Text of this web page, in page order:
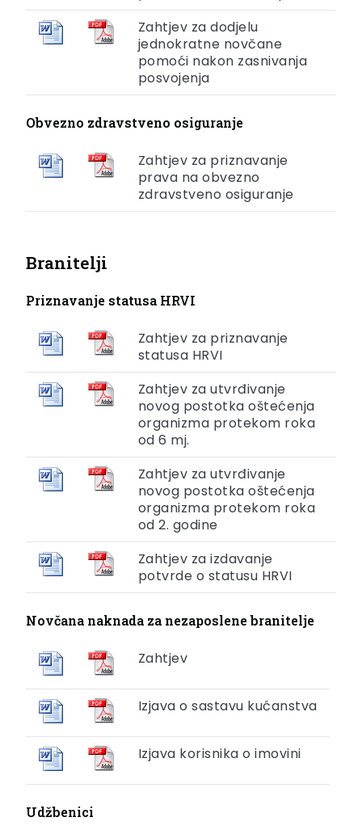
Zahtjev za dodjelu
jednokratne novčane
pomoći nakon zasnivanja
posvojenja
Obvezno zdravstveno osiguranje
Zahtjev za priznavanje
prava na obvezno
zdravstveno osiguranje
Branitelji
Priznavanje statusa HRVI
Zahtjev za priznavanje
statusa HRVI
Zahtjev za utvrđivanje
novog postotka oštećenja
organizma protekom roka
od 6 mj.
Zahtjev za utvrđivanje
novog postotka oštećenja
organizma protekom roka
od 2. godine
Zahtjev za izdavanje
potvrde o statusu HRVI
Novčana naknada za nezaposlene branitelje
Zahtjev
Izjava o sastavu kućanstva
Izjava korisnika o imovini
Udžbenici